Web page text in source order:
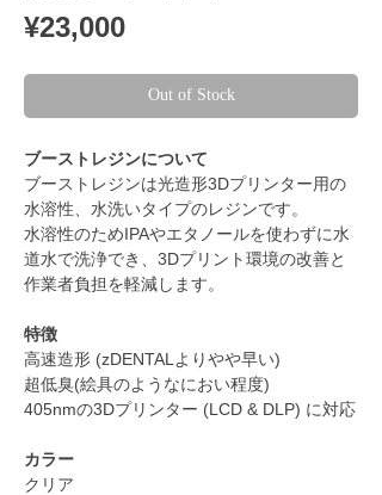
¥23,000Price
Out of Stock
ブーストレジンについて
ブーストレジンは光造形3Dプリンター用の
水溶性、水洗いタイプのレジンです。
水溶性のためIPAやエタノールを使わずに水
道水で洗浄でき、3Dプリント環境の改善と
作業者負担を軽減します。
特徴
高速造形 (zDENTALよりやや早い)
超低臭(絵具のようなにおい程度)
405nmの3Dプリンター (LCD & DLP) に対応
カラー
クリア